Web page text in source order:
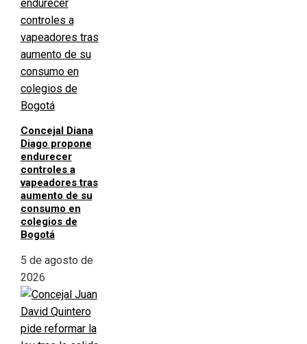
Concejal Diana
Diago propone
endurecer
controles a
vapeadores tras
aumento de su
consumo en
colegios de
Bogotá
5 de agosto de
2026